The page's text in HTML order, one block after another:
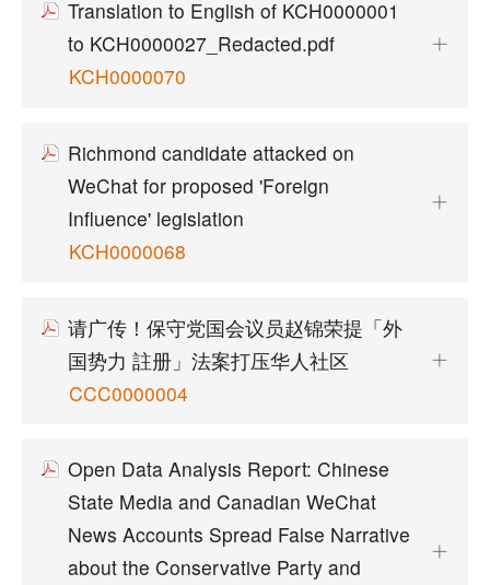
Translation to English of KCH0000001
to KCH0000027_Redacted.pdf
KCH0000070
Richmond candidate attacked on
WeChat for proposed 'Foreign
Influence' legislation
KCH0000068
请广传！保守党国会议员赵锦荣提「外
国势力 註册」法案打压华人社区
CCC0000004
Open Data Analysis Report: Chinese
State Media and Canadian WeChat
News Accounts Spread False Narrative
about the Conservative Party and